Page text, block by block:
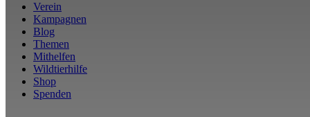
Verein
Kampagnen
Blog
Themen
Mithelfen
Wildtierhilfe
Shop
Spenden